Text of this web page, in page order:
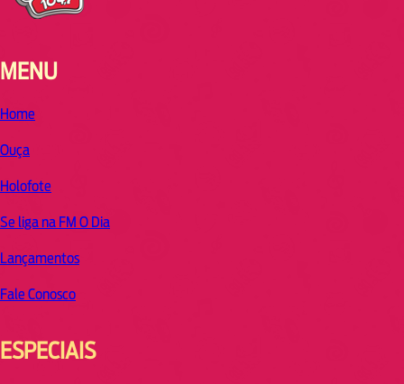
MENU
Home
Ouça
Holofote
Se liga na FM O Dia
Lançamentos
Fale Conosco
ESPECIAIS